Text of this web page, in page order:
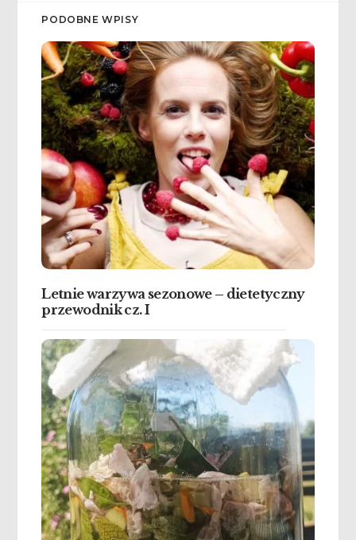
PODOBNE WPISY
Letnie warzywa sezonowe – dietetyczny
przewodnik cz. I